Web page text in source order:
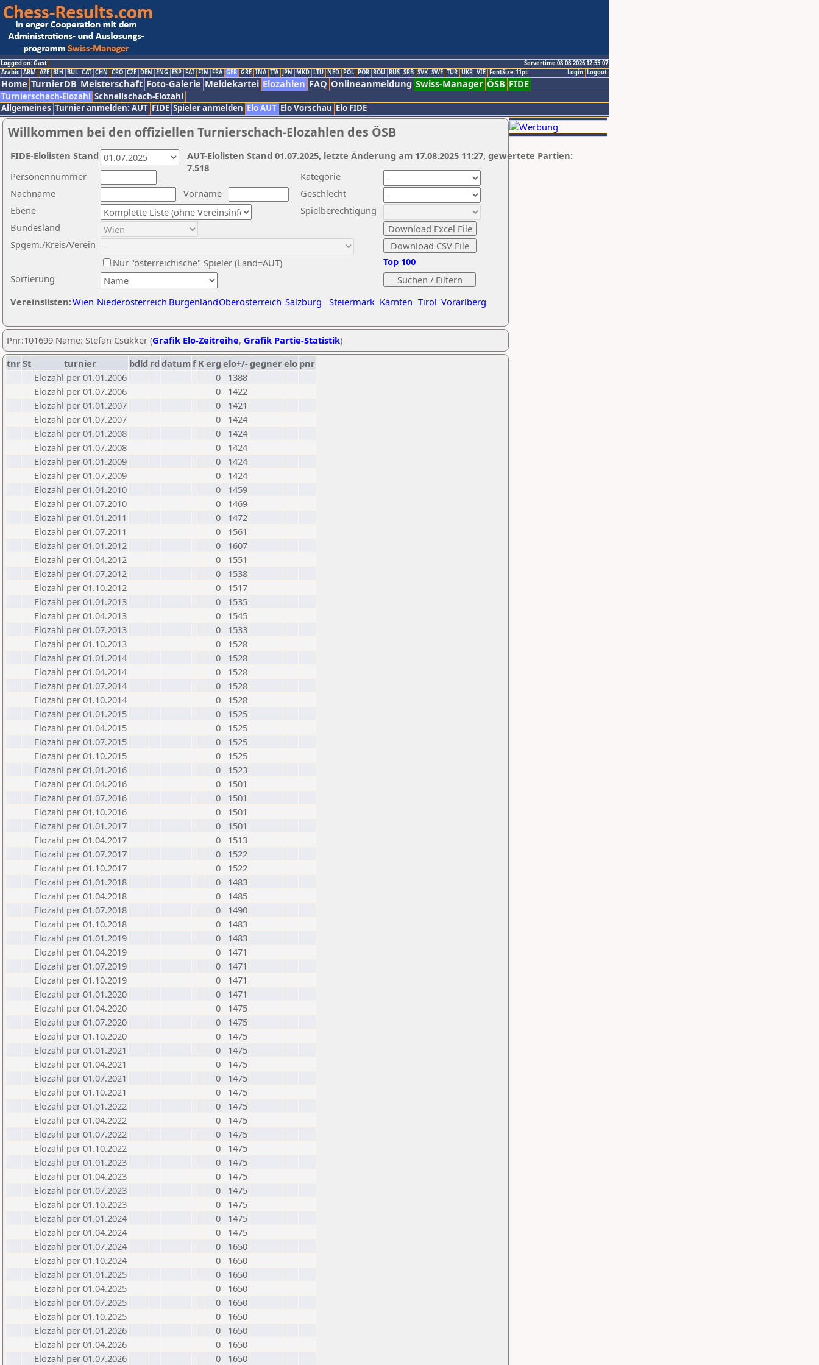
Logged on: Gast
Servertime 08.08.2026 12:55:07
Logout
Login
Arabic ARM AZE BIH BUL CAT CHN CRO CZE DEN ENG ESP FAI FIN FRA GER GRE INA ITA JPN MKD LTU NED POL POR ROU RUS SRB SVK SWE TUR UKR VIE FontSize:11pt
Home TurnierDB Meisterschaft Foto-Galerie Meldekartei Elozahlen FAQ Onlineanmeldung Swiss-Manager ÖSB FIDE
Turnierschach-Elozahl Schnellschach-Elozahl
Allgemeines Turnier anmelden: AUT FIDE Spieler anmelden Elo AUT Elo Vorschau Elo FIDE
Willkommen bei den offiziellen Turnierschach-Elozahlen des ÖSB
Nachname
Vorname
Ebene
Kategorie
Sortierung
Personennummer
Bundesland
Spgem./Kreis/Verein
Geschlecht
Nur "österreichische" Spieler (Land=AUT)
Spielberechtigung
Vereinslisten:Wien Niederösterreich BurgenlandOberösterreich Salzburg Steiermark Kärnten Tirol Vorarlberg
Top 100
AUT-Elolisten Stand 01.07.2025, letzte Änderung am 17.08.2025 11:27, gewertete Partien:
7.518
FIDE-Elolisten Stand
Pnr:101699 Name: Stefan Csukker (Grafik Elo-Zeitreihe, Grafik Partie-Statistik)
tnrSt turnier bdld rd datumf Kerg elo+/-gegnerelo pnr
Elozahl per 01.01.2006
0
1388
Elozahl per 01.07.2006
0
1422
Elozahl per 01.01.2007
0
1421
Elozahl per 01.07.2007
0
1424
Elozahl per 01.01.2008
0
1424
Elozahl per 01.07.2008
0
1424
Elozahl per 01.01.2009
0
1424
Elozahl per 01.07.2009
0
1424
Elozahl per 01.01.2010
0
1459
Elozahl per 01.07.2010
0
1469
Elozahl per 01.01.2011
0
1472
Elozahl per 01.07.2011
0
1561
Elozahl per 01.01.2012
0
1607
Elozahl per 01.04.2012
0
1551
Elozahl per 01.07.2012
0
1538
Elozahl per 01.10.2012
0
1517
Elozahl per 01.01.2013
0
1535
Elozahl per 01.04.2013
0
1545
Elozahl per 01.07.2013
0
1533
Elozahl per 01.10.2013
0
1528
Elozahl per 01.01.2014
0
1528
Elozahl per 01.04.2014
0
1528
Elozahl per 01.07.2014
0
1528
Elozahl per 01.10.2014
0
1528
Elozahl per 01.01.2015
0
1525
Elozahl per 01.04.2015
0
1525
Elozahl per 01.07.2015
0
1525
Elozahl per 01.10.2015
0
1525
Elozahl per 01.01.2016
0
1523
Elozahl per 01.04.2016
0
1501
Elozahl per 01.07.2016
0
1501
Elozahl per 01.10.2016
0
1501
Elozahl per 01.01.2017
0
1501
Elozahl per 01.04.2017
0
1513
Elozahl per 01.07.2017
0
1522
Elozahl per 01.10.2017
0
1522
Elozahl per 01.01.2018
0
1483
Elozahl per 01.04.2018
0
1485
Elozahl per 01.07.2018
0
1490
Elozahl per 01.10.2018
0
1483
Elozahl per 01.01.2019
0
1483
Elozahl per 01.04.2019
0
1471
Elozahl per 01.07.2019
0
1471
Elozahl per 01.10.2019
0
1471
Elozahl per 01.01.2020
0
1471
Elozahl per 01.04.2020
0
1475
Elozahl per 01.07.2020
0
1475
Elozahl per 01.10.2020
0
1475
Elozahl per 01.01.2021
0
1475
Elozahl per 01.04.2021
0
1475
Elozahl per 01.07.2021
0
1475
Elozahl per 01.10.2021
0
1475
Elozahl per 01.01.2022
0
1475
Elozahl per 01.04.2022
0
1475
Elozahl per 01.07.2022
0
1475
Elozahl per 01.10.2022
0
1475
Elozahl per 01.01.2023
0
1475
Elozahl per 01.04.2023
0
1475
Elozahl per 01.07.2023
0
1475
Elozahl per 01.10.2023
0
1475
Elozahl per 01.01.2024
0
1475
Elozahl per 01.04.2024
0
1475
Elozahl per 01.07.2024
0
1650
Elozahl per 01.10.2024
0
1650
Elozahl per 01.01.2025
0
1650
Elozahl per 01.04.2025
0
1650
Elozahl per 01.07.2025
0
1650
Elozahl per 01.10.2025
0
1650
Elozahl per 01.01.2026
0
1650
Elozahl per 01.04.2026
0
1650
Elozahl per 01.07.2026
0 1650